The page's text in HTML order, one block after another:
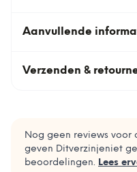
Aanvullende
Verzenden &
Nog geen reviews
geven Ditverzinjeniet
beoordelingen. Lees